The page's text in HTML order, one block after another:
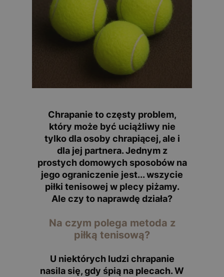
Chrapanie to częsty problem,
który może być uciążliwy nie
tylko dla osoby chrapiącej, ale i
dla jej partnera. Jednym z
prostych domowych sposobów na
jego ograniczenie jest...wszycie
piłki tenisowej w plecy piżamy.
Ale czy to naprawdę działa?
Na czym polega metoda z
piłką tenisową?
U niektórych ludzi chrapanie
nasila się, gdy śpią na plecach. W